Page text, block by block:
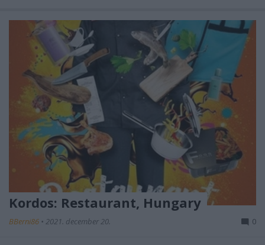
Kordos: Restaurant, Hungary
BBerni86 • 2021. december 20. 0